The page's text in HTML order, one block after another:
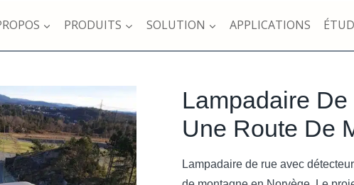
PRODUITS SOLUTION APPLICATIONS
Lampadaire
Une Route De
Lampadaire de rue avec